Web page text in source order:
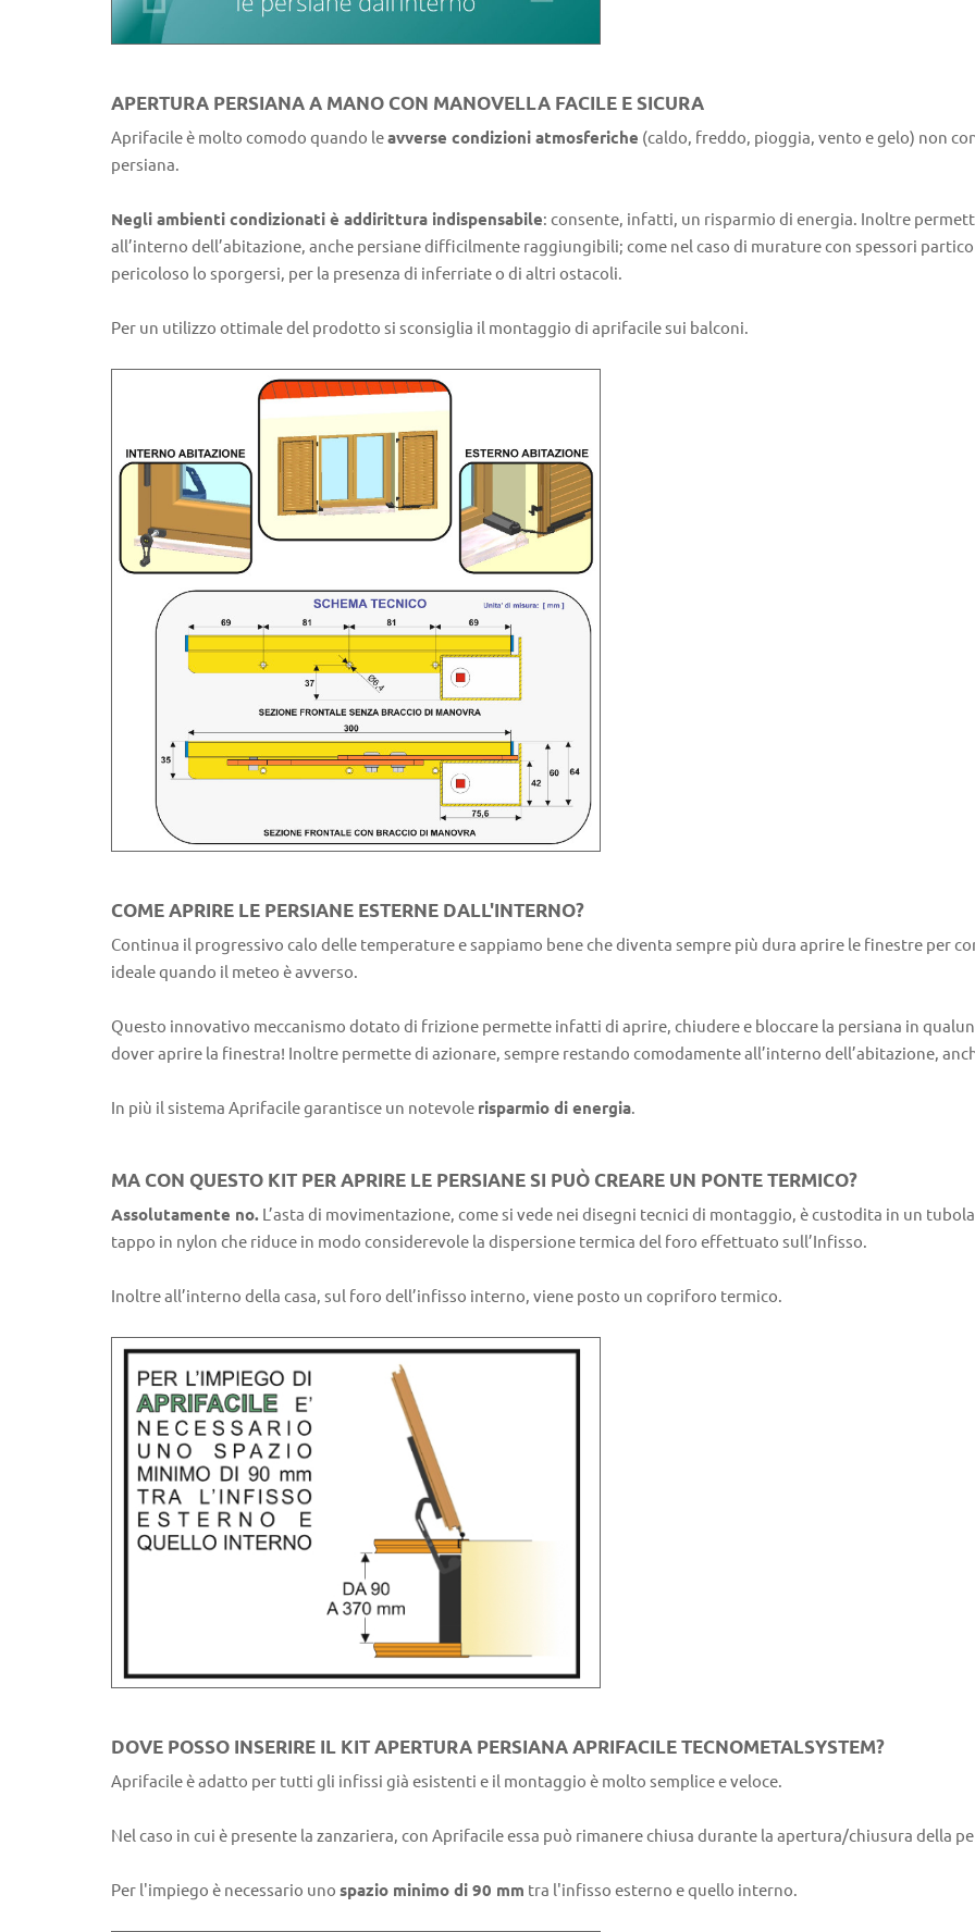
APERTURA PERSIANA A MANO CON MANOVELLA FACILE E SICURA
Aprifacile è molto comodo quando leavverse condizioni atmosferiche (caldo, freddo, pioggia, vento e gelo) non
persiana.
Negli ambienti condizionati è addirittura indispensabile: consente, infatti, un risparmio di energia. Inoltre
all’interno dell’abitazione, anche persiane difficilmente raggiungibili; come nel caso di murature con spessori
pericoloso lo sporgersi, per la presenza di inferriate o di altri ostacoli.
Per un utilizzo ottimale del prodotto si sconsiglia il montaggio di aprifacile sui balconi.
COME APRIRE LE PERSIANE ESTERNE DALL'INTERNO?
Continua il progressivo calo delle temperature e sappiamo bene che diventa sempre più dura aprire le finestre per
ideale quando il meteo è avverso.
Questo innovativo meccanismo dotato di frizione permette infatti di aprire, chiudere e bloccare la persiana in
dover aprire la finestra! Inoltre permette di azionare, sempre restando comodamente all’interno dell’abitazione,
In più il sistema Aprifacile garantisce un notevole risparmio di energia.
MA CON QUESTO KIT PER APRIRE LE PERSIANE SI PUÒ CREARE UN PONTE TERMICO?
Assolutamente no. L’asta di movimentazione, come si vede nei disegni tecnici di montaggio, è custodita in un
tappo in nylon che riduce in modo considerevole la dispersione termica del foro effettuato sull’Infisso.
Inoltre all’interno della casa, sul foro dell’infisso interno, viene posto un copriforo termico.
DOVE POSSO INSERIRE IL KIT APERTURA PERSIANA APRIFACILE TECNOMETALSYSTEM?
Aprifacile è adatto per tutti gli infissi già esistenti e il montaggio è molto semplice e veloce.
Nel caso in cui è presente la zanzariera, con Aprifacile essa può rimanere chiusa durante la apertura/chiusura della
Per l'impiego è necessario uno spazio minimo di 90 mm tra l'infisso esterno e quello interno.